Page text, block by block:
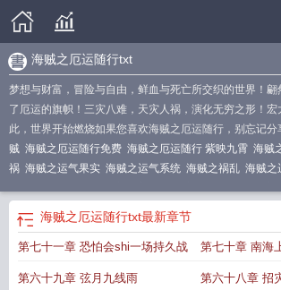
海贼之厄运随行txt
梦想与财富，冒险与自由，鲜血与死亡所交织的世界！
了厄运的旗帜！三灾八难，天灾人祸，演化无穷之形！
此，世界开始燃烧如果您喜欢海贼之厄运随行，别忘记分
贼 海贼之厄运随行免费 海贼之厄运随行 紫映九霄 海贼
祸 海贼之运气果实 海贼之运气系统 海贼之祸乱 海贼之
海贼之厄运随行txt最新章节
第七十一章 恐怕会shi一场持久战 第七十章 南海
推荐求收藏
第六十九章 弦月九线雨 第六十八章 招